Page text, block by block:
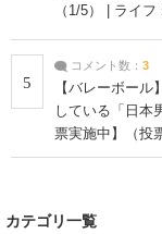
（1/5） | ライ
5
コメント数： 3
【バレーボー
している「日本
票実施中】（投
カテゴリ一覧